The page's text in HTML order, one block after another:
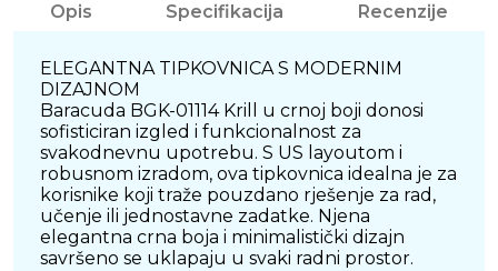
Opis Specifikacija Recenzije
ELEGANTNA TIPKOVNICA S MODERNIM
DIZAJNOM
Baracuda BGK-01114 Krill u crnoj boji donosi
sofisticiran izgled i funkcionalnost za
svakodnevnu upotrebu. S US layoutom i
robusnom izradom, ova tipkovnica idealna je za
korisnike koji traže pouzdano rješenje za rad,
učenje ili jednostavne zadatke. Njena
elegantna crna boja i minimalistički dizajn
savršeno se uklapaju u svaki radni prostor.